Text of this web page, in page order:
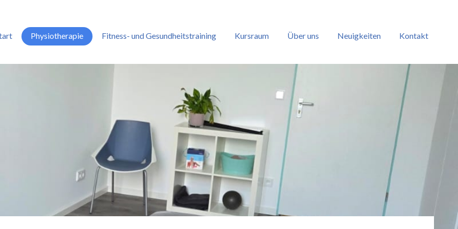
Physiotherapie Fitness- und Gesundheitstraining Kursraum Über uns Neuigkeiten Kontakt